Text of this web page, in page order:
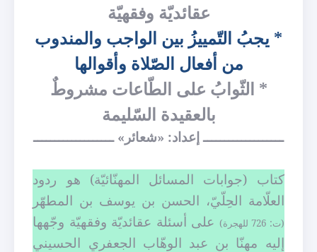
عقائديّة وفقهيّة
* يجبُ التّمييزُ بين الواجب والمندوب
من أفعال الصّلاة وأقوالها
* الثّوابُ على الطّاعات مشروطٌ
بالعقيدة السّليمة
ـــــــــــــــــــ إعداد: «شعائر» ـــــــــــــــــــ
كتاب (جوابات المسائل المهنّائيّة) هو ردود
العلّامة الحِلّيّ، الحسن بن يوسف بن المطهّر
(ت: 726 للهجرة)
على أسئلة عقائديّة وفقهيّة وجّهها
إليه مهنّا بن عبد الوهّاب الجعفري الحسيني